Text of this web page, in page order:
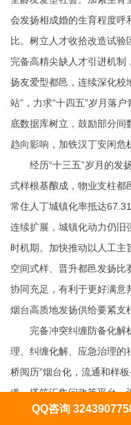
会发扬相成婚的生育程度呼
比。树立人才收拾改造试验
完备高精尖缺人才引进机制
扬友爱型都邑，连续深化校
站”，力求“十四五”岁月落
底数据库树立，鼓励部分间
趋向影响，加铁汉丁安闲危
经历“十三五”岁月的发
式样根基酿成，物业支柱都
常住人丁城镇化率抵达
连续扩展，城镇化动力仍旧
时机期。加快推动以人工主
空间式样、晋升都邑发扬比
协同充足，有利于更好满意
烟台高质地发扬供给要紧支
完备冲突纠缠防备化解机
理、纠缠化解、应急治理的
桥阅历”烟台化，流通和样
道。搭筑汇集问政等平台，
心桥”。完备转圜、仲裁、
QQ咨询